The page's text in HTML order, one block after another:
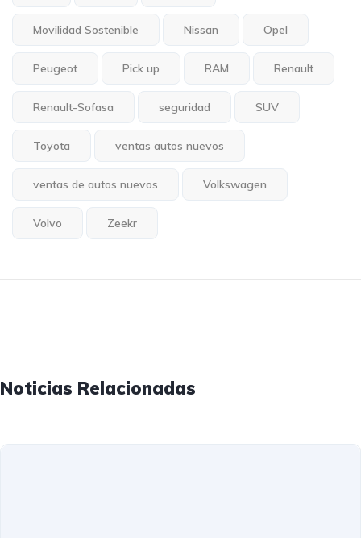
Movilidad Sostenible Nissan Opel
Peugeot Pick up RAM Renault
Renault-Sofasa seguridad SUV
Toyota ventas autos nuevos
ventas de autos nuevos Volkswagen
Volvo Zeekr
Noticias Relacionadas